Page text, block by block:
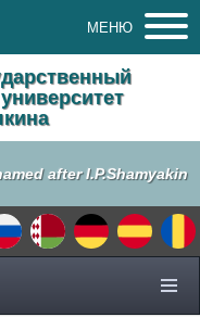
МЕНЮ
after I.P.Shamyakin